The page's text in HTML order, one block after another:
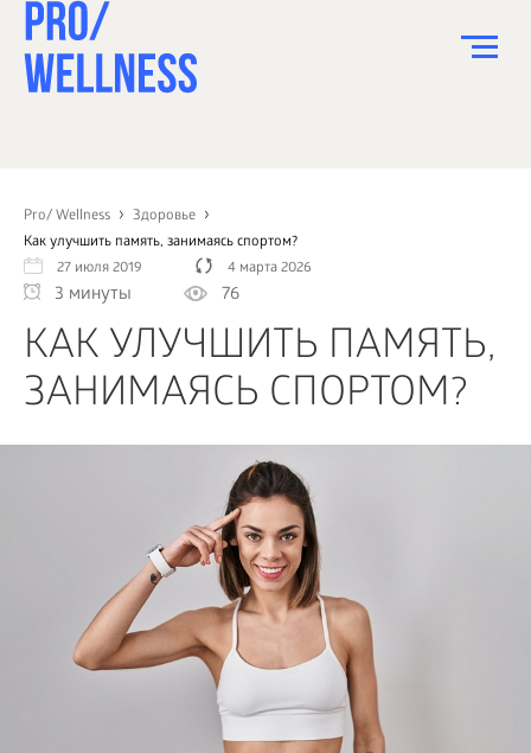
Pro/ Wellness
Здоровье
Как улучшить память, занимаясь спортом?
27 июля 2019
4 марта 2026
3 минуты 76
КАК УЛУЧШИТЬ ПАМЯТЬ,
ЗАНИМАЯСЬ СПОРТОМ?
СПОРТ
ЗДОРОВЬЕ
КРАСОТА
ПСИХОЛОГИЯ
ДЕТИ
ДОМ